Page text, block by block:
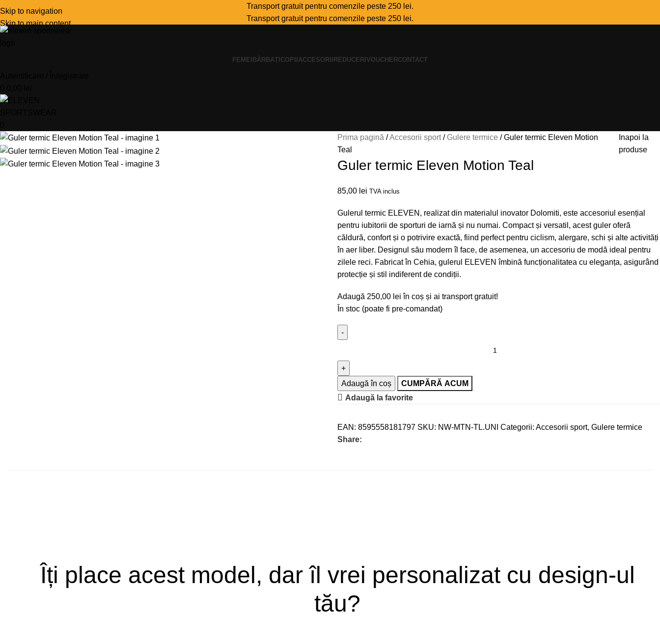
Skip to navigation
Skip to main content
Transport gratuit pentru comenzile peste 250 lei.
Transport gratuit pentru comenzile peste 250 lei.
FEMEIBĂRBAȚICOPIIACCESORIIREDUCERIVOUCHERCONTACT
Prima pagină
Accesorii sport Gulere termice
Guler termic Eleven Motion
Teal
Inapoi la
produse
Guler termic Eleven Motion Teal
85,00 lei TVA inclus
Gulerul termic ELEVEN, realizat din materialul inovator Dolomiti, este accesoriul esențial
pentru iubitorii de sporturi de iarnă și nu numai. Compact și versatil, acest guler oferă
căldură, confort și o potrivire exactă, fiind perfect pentru ciclism, alergare, schi și alte activități
în aer liber. Designul său modern îl face, de asemenea, un accesoriu de modă ideal pentru
zilele reci. Fabricat în Cehia, gulerul ELEVEN îmbină funcționalitatea cu eleganța, asigurând
protecție și stil indiferent de condiții.
Adaugă 250,00 lei în coș și ai transport gratuit!
În stoc (poate fi pre-comandat)
Adaugă în coș
CUMPĂRĂ ACUM
Adaugă la favorite
EAN: 8595558181797 SKU: NW-MTN-TL.UNI Categorii: Accesorii sport, Gulere termice
Share:
Îți place acest model, dar îl vrei personalizat cu design-ul
tău?